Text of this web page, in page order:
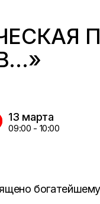
13 марта
09:00 - 10:00